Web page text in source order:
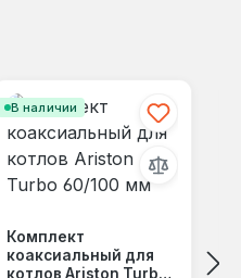
В наличии
Комплект
коаксиальный для
котлов Ariston Turbo